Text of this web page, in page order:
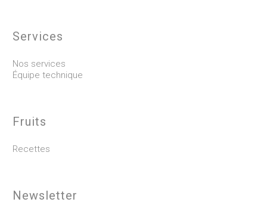
Services
Nos services
Équipe technique
Fruits
Recettes
Newsletter